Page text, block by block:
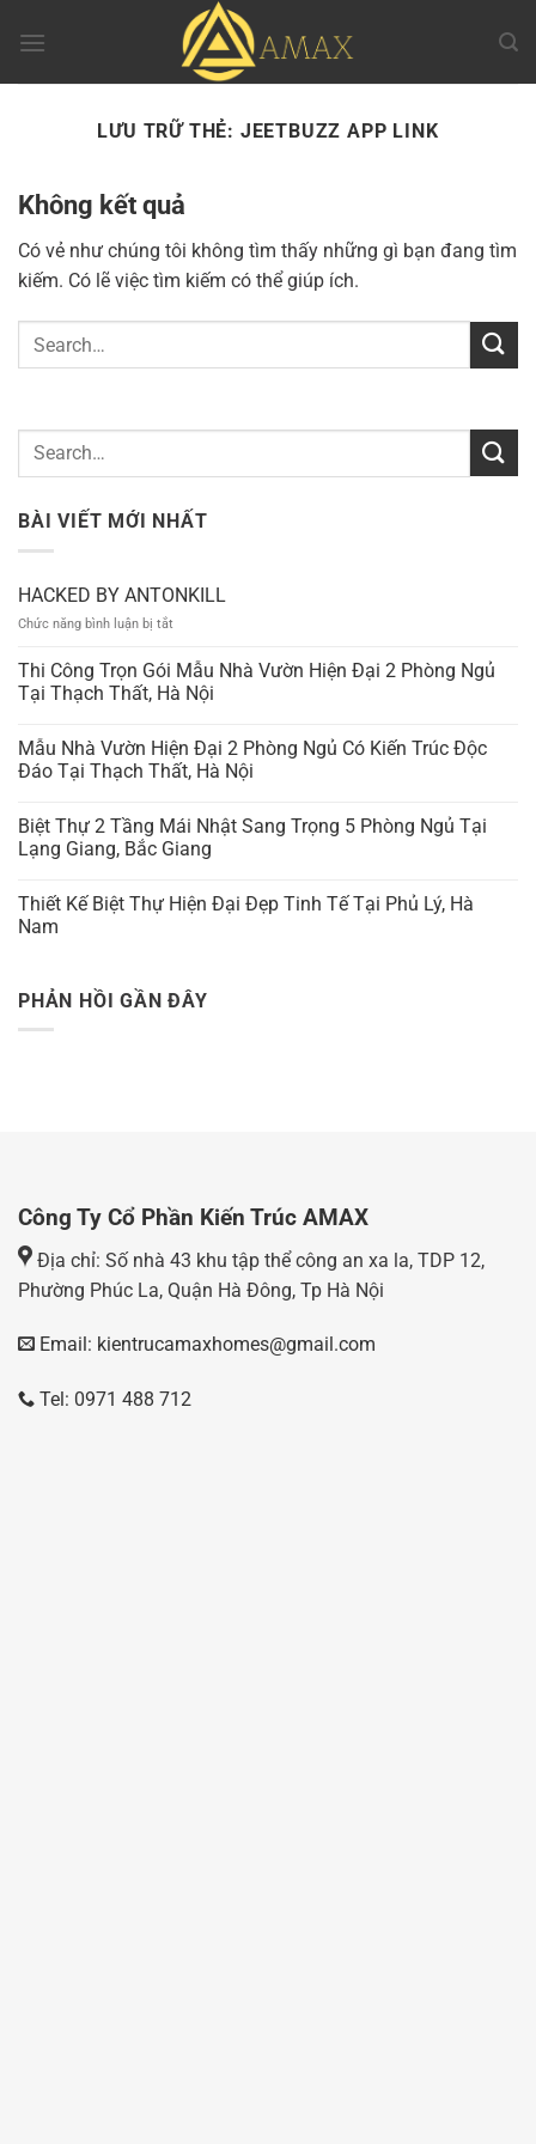
đến
LƯU TRỮ THẺ: JEETBUZZ APP LINK
Không kết quả
Có vẻ như chúng tôi không tìm thấy những gì bạn đang tìm
kiếm. Có lẽ việc tìm kiếm có thể giúp ích.
BÀI VIẾT MỚI NHẤT
HACKED BY ANTONKILL
Chức năng bình luận bị tắt
BY
ANTONKILL
Thi Công Trọn Gói Mẫu Nhà Vườn Hiện Đại 2 Phòng Ngủ
Tại Thạch Thất, Hà Nội
Mẫu Nhà Vườn Hiện Đại 2 Phòng Ngủ Có Kiến Trúc Độc
Đáo Tại Thạch Thất, Hà Nội
Biệt Thự 2 Tầng Mái Nhật Sang Trọng 5 Phòng Ngủ Tại
Lạng Giang, Bắc Giang
Thiết Kế Biệt Thự Hiện Đại Đẹp Tinh Tế Tại Phủ Lý, Hà
Nam
PHẢN HỒI GẦN ĐÂY
Công Ty Cổ Phần Kiến Trúc AMAX
Địa chỉ: Số nhà 43 khu tập thể công an xa la, TDP 12,
Phường Phúc La, Quận Hà Đông, Tp Hà Nội
Email: kientrucamaxhomes@gmail.com
Tel: 0971 488 712